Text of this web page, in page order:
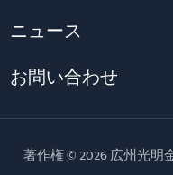
ニュース
お問い合わせ
著作権 © 2026 広州光明